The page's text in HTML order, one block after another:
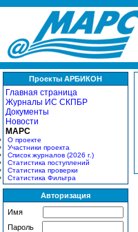
Проекты АРБИКОН
Главная страница
Журналы ИС СКПБР
Документы
Новости
МАРС
О проекте
Участники проекта
Список журналов (2026 г.)
Статистика поступлений
Статистика проверки
Статистика Фильтра
Авторизация
Имя
Пароль